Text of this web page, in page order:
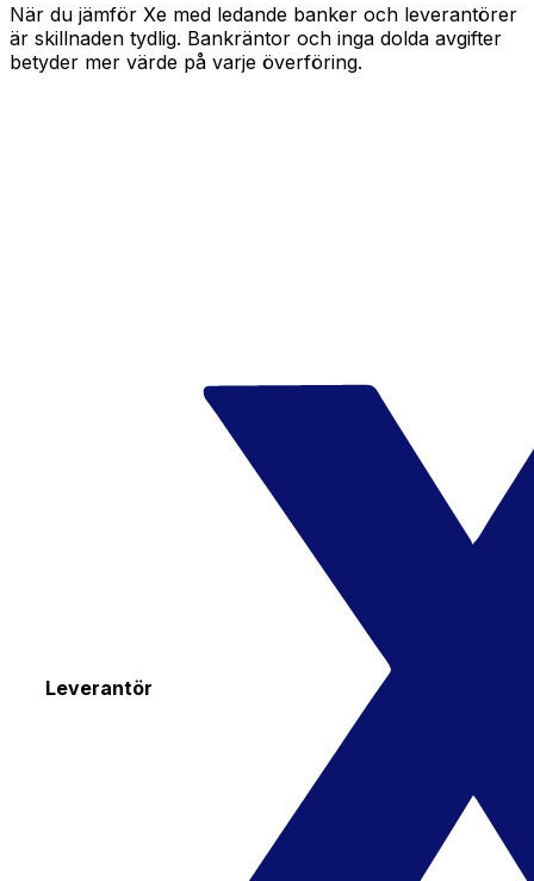
När du jämför Xe med ledande banker och leverantörer
är skillnaden tydlig. Bankräntor och inga dolda avgifter
betyder mer värde på varje överföring.
Leverantör